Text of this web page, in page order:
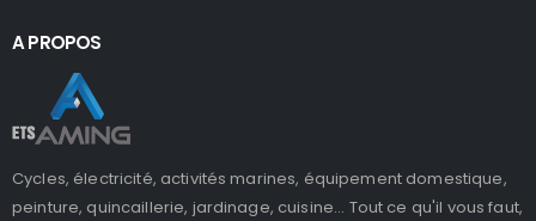
A PROPOS
Cycles, électricité, activités marines, équipement domestique,
peinture, quincaillerie, jardinage, cuisine... Tout ce qu'il vous faut,